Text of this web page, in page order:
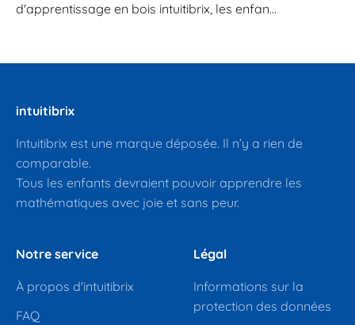
d'apprentissage en bois intuitibrix, les enfan...
intuitibrix
Intuitibrix est une marque déposée. Il n’y a rien de
comparable.
Tous les enfants devraient pouvoir apprendre les
mathématiques avec joie et sans peur.
Notre service
À propos d'intuitibrix
FAQ
Légal
Informations sur la
protection des données